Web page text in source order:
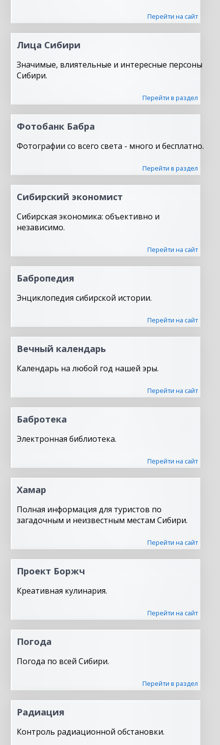
Перейти на сайт
Лица Сибири
Значимые, влиятельные и интересные персоны
Сибири.
Перейти в раздел
Фотобанк Бабра
Фотографии со всего света - много и бесплатно.
Перейти в раздел
Сибирский экономист
Сибирская экономика: объективно и
независимо.
Перейти на сайт
Бабропедия
Энциклопедия сибирской истории.
Перейти на сайт
Вечный календарь
Календарь на любой год нашей эры.
Перейти на сайт
Бабротека
Электронная библиотека.
Перейти на сайт
Хамар
Полная информация для туристов по
загадочным и неизвестным местам Сибири.
Перейти на сайт
Проект Боржч
Креативная кулинария.
Перейти на сайт
Погода
Погода по всей Сибири.
Перейти в раздел
Радиация
Контроль радиационной обстановки.